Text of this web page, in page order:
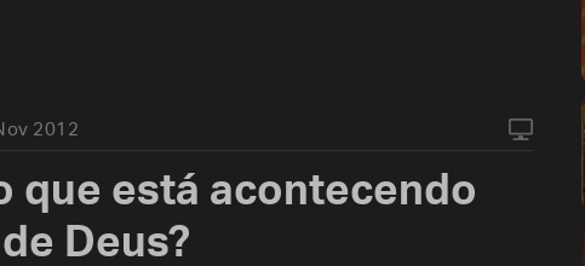
2012
que está acontecendo
Deus?